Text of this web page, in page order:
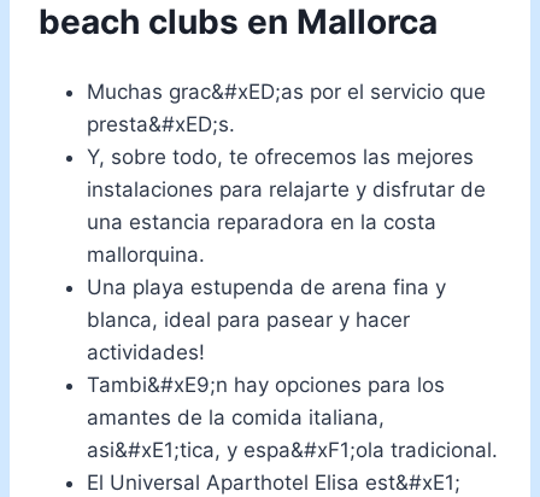
beach clubs en Mallorca
Muchas grac&#xED;as por el servicio que
presta&#xED;s.
Y, sobre todo, te ofrecemos las mejores
instalaciones para relajarte y disfrutar de
una estancia reparadora en la costa
mallorquina.
Una playa estupenda de arena fina y
blanca, ideal para pasear y hacer
actividades!
Tambi&#xE9;n hay opciones para los
amantes de la comida italiana,
asi&#xE1;tica, y espa&#xF1;ola tradicional.
El Universal Aparthotel Elisa est&#xE1;